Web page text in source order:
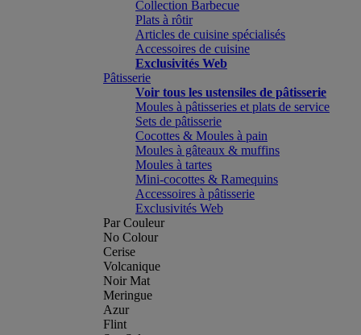
Collection Barbecue
Plats à rôtir
Articles de cuisine spécialisés
Accessoires de cuisine
Exclusivités Web
Pâtisserie
Voir tous les ustensiles de pâtisserie
Moules à pâtisseries et plats de service
Sets de pâtisserie
Cocottes & Moules à pain
Moules à gâteaux & muffins
Moules à tartes
Mini-cocottes & Ramequins
Accessoires à pâtisserie
Exclusivités Web
Par Couleur
No Colour
Cerise
Volcanique
Noir Mat
Meringue
Azur
Flint